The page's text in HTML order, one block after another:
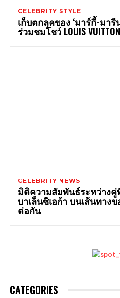
CELEBRITY STYLE
เก็บตกลุคของ ‘มาร์กี้-มารี
ร่วมชมโชว์ LOUIS
CELEBRITY NEWS
มิติความสัมพันธ์ระหว่างคู่
บาเล็นซิเอก้า บนเส้นทาง
ต่อกัน
CATEGORIES